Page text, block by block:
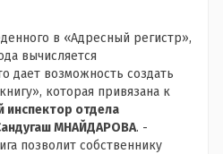
в «Адресный регистр»,
вычисляется
дает возможность создать
которая привязана к
инспектор отдела
МНАЙДАРОВА. -
позволит собственнику